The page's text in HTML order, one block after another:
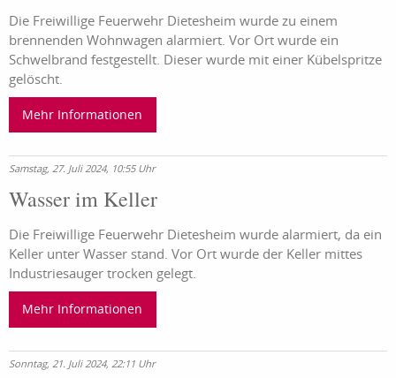
Die Freiwillige Feuerwehr Dietesheim wurde zu einem
brennenden Wohnwagen alarmiert. Vor Ort wurde ein
Schwelbrand festgestellt. Dieser wurde mit einer Kübelspritze
gelöscht.
Mehr Informationen
Samstag, 27. Juli 2024, 10:55 Uhr
Wasser im Keller
Die Freiwillige Feuerwehr Dietesheim wurde alarmiert, da ein
Keller unter Wasser stand. Vor Ort wurde der Keller mittes
Industriesauger trocken gelegt.
Mehr Informationen
Sonntag, 21. Juli 2024, 22:11 Uhr